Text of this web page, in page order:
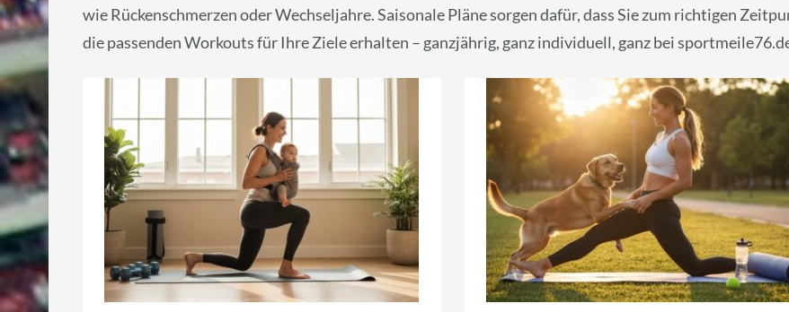
wie Rückenschmerzen oder Wechseljahre. Saisonale Pläne sorgen dafür, dass Sie zum richtigen
die passenden Workouts für Ihre Ziele erhalten – ganzjährig, ganz individuell, ganz bei